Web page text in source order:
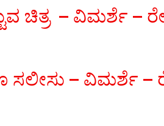
ಚಿತ್ರ – ವಿಮರ್ಶೆ –
– ವಿಮರ್ಶೆ –